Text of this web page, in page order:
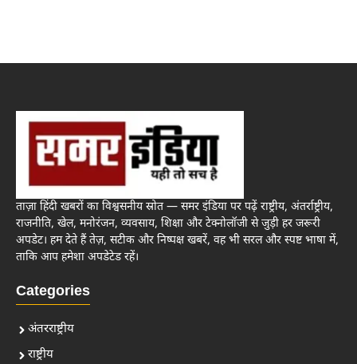
ताज़ा हिंदी खबरों का विश्वसनीय स्रोत — समर इंडिया पर पढ़ें राष्ट्रीय, अंतर्राष्ट्रीय,
राजनीति, खेल, मनोरंजन, व्यवसाय, शिक्षा और टेक्नोलॉजी से जुड़ी हर जरूरी
अपडेट। हम देते हैं तेज़, सटीक और निष्पक्ष खबरें, वह भी सरल और स्पष्ट भाषा में,
ताकि आप हमेशा अपडेटेड रहें।
Categories
अंतरराष्ट्रीय
राष्ट्रीय